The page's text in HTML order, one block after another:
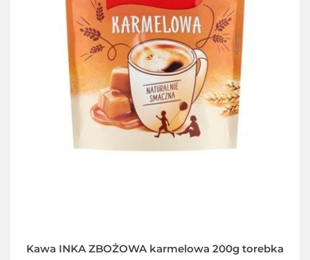
Kawa INKA ZBOŻOWA karmelowa 200g torebka